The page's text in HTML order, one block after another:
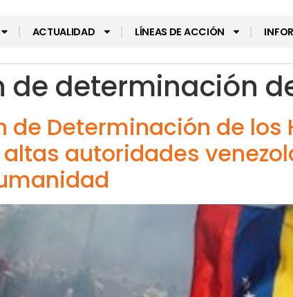
ACTUALIDAD LÍNEAS DE ACCIÓN
de determinación
de Determinación de los
autoridades